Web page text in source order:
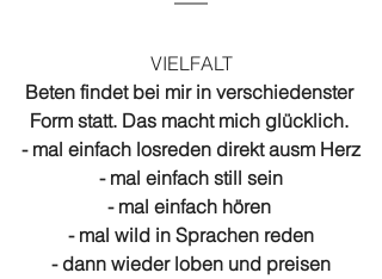
VIELFALT
Beten findet bei mir in verschiedenster
Form statt. Das macht mich glücklich.
- mal einfach losreden direkt ausm Herz
- mal einfach still sein
- mal einfach hören
- mal wild in Sprachen reden
- dann wieder loben und preisen